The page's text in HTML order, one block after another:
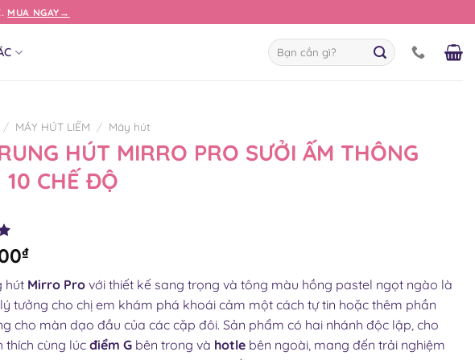
MUA NGAY→
Tìm
kiếm:
/ MÁY HÚT LIẾM / Máy hút
HÚT MIRRO PRO SƯỞI ẤM THÔNG
10 CHẾ ĐỘ
₫
hút Mirro Pro với thiết kế sang trọng và tông màu hồng pastel ngọt ngào là
tưởng cho chị em khám phá khoái cảm một cách tự tin hoặc thêm phần
cho màn dạo đầu của các cặp đôi. Sản phẩm có hai nhánh độc lập, cho
thích cùng lúcđiểm G bên trong và hotle bên ngoài, mang đến trải nghiệm